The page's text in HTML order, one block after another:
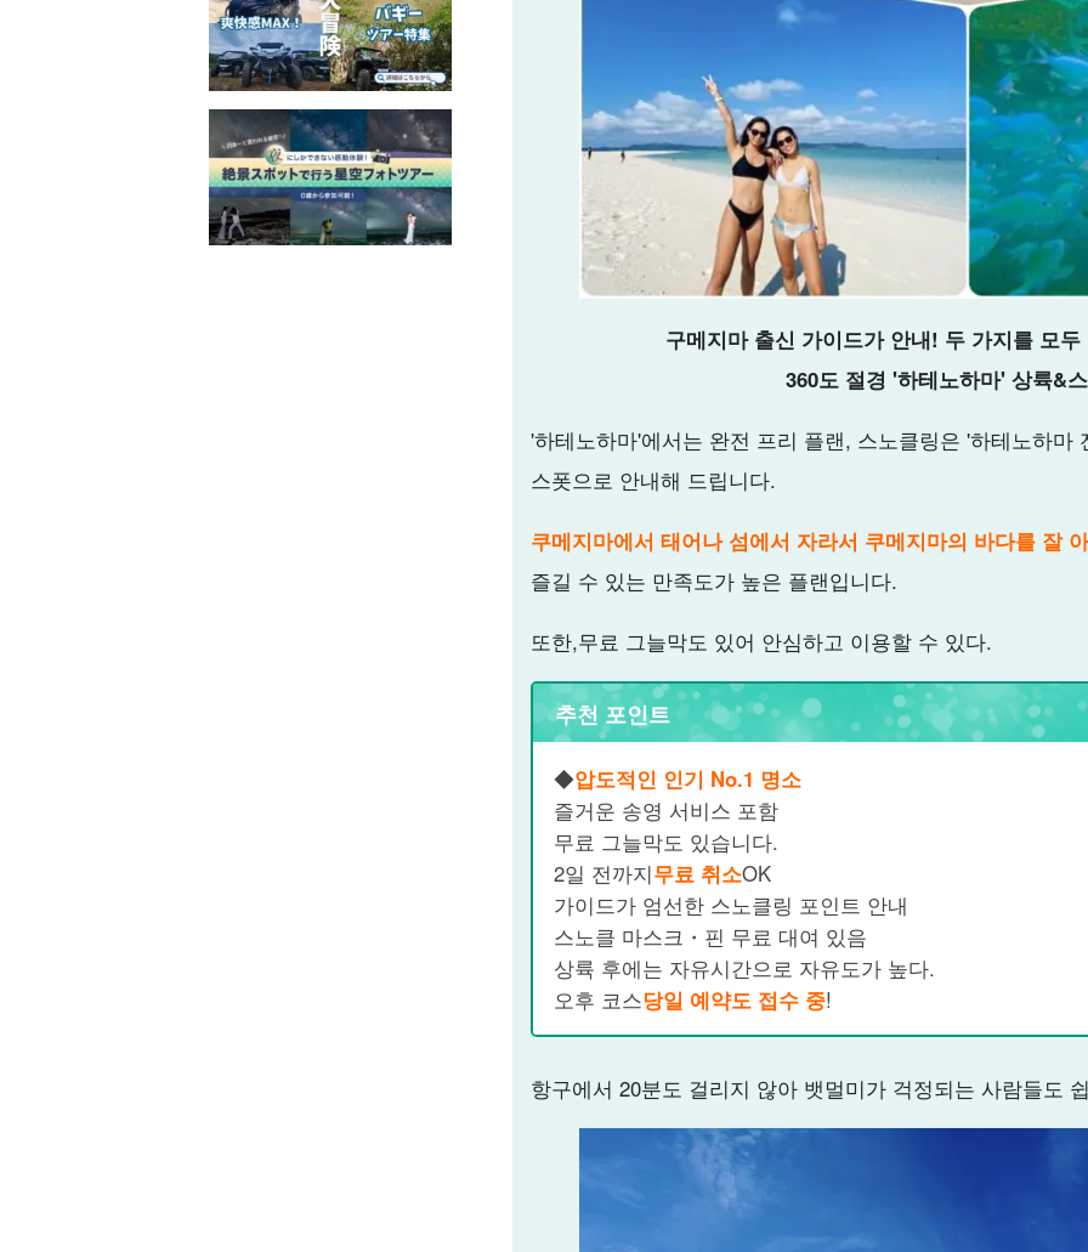
구메지마 출신 가이드가 안내! 두 가지를 모
360도 절경 '하테노하마' 상륙&
'하테노하마'에서는 완전 프리 플랜, 스노클링은 '하테노하마
스폿으로 안내해 드립니다.
쿠메지마에서 태어나 섬에서 자라서 쿠메지마의 바다를 잘
즐길 수 있는 만족도가 높은 플랜입니다.
또한,무료 그늘막도 있어 안심하고 이용할 수 있다.
추천 포인트
◆압도적인 인기 No.1 명소
즐거운 송영 서비스 포함
무료 그늘막도 있습니다.
2일 전까지무료 취소OK
가이드가 엄선한 스노클링 포인트 안내
스노클 마스크・핀 무료 대여 있음
상륙 후에는 자유시간으로 자유도가 높다.
오후 코스당일 예약도 접수 중!
항구에서 20분도 걸리지 않아 뱃멀미가 걱정되는 사람들도